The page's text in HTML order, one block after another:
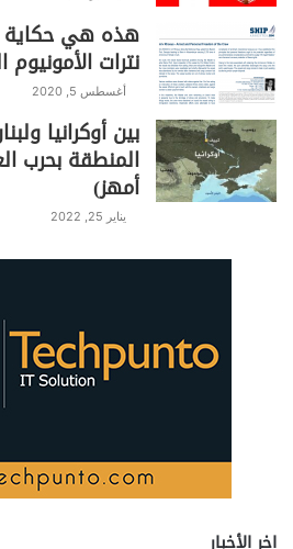
b
o
o
k
A
p
a
m
هذه هي حكاية
نترات
أغسطس 5, 2020
بين أوكرانيا
المنطقة بحرب
أمهز)
يناير 25, 2022
اخر الأخبار